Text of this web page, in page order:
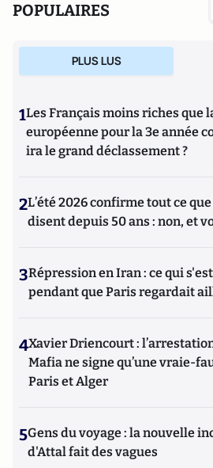
POPULAIRES
PLUS LUS
1Les Français moins riches que
européenne pour la 3e année
ira le grand déclassement ?
2L’été 2026 confirme tout ce
disent depuis 50 ans : non, et
3Répression en Iran : ce qui
pendant que Paris regardait
4Xavier Driencourt :
Mafia ne signe qu’une vraie-
Paris et Alger
5Gens du voyage : la nouvelle
d'Attal fait des vagues